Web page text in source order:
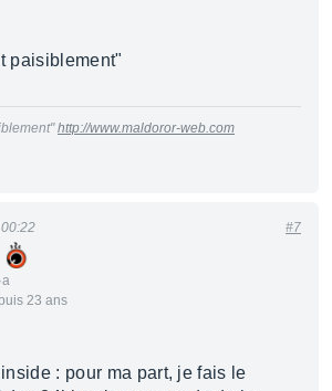
paisiblement"
http://www.maldoror-web.com
23 ans
#7
: pour ma part, je fais le